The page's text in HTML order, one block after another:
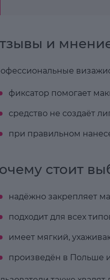
и
фиксатор помогает
средство не создаёт
при правильном
стоит
надёжно закрепляет
подходит для всех
имеет мягкий,
произведён в Польше